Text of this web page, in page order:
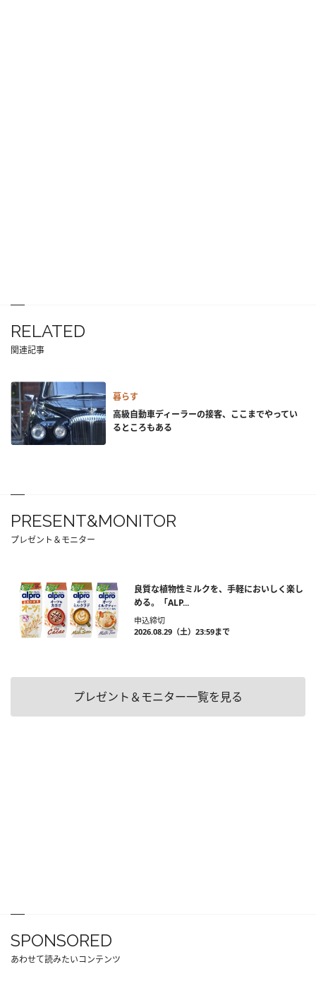
RELATED
関連記事
暮らす
高級自動車ディーラーの接客、ここまでやってい
るところもある
PRESENT&MONITOR
プレゼント＆モニター
良質な植物性ミルクを、手軽においしく楽し
める。「ALP...
申込締切
2026.08.29（土）23:59まで
プレゼント＆モニター一覧を見る
SPONSORED
あわせて読みたいコンテンツ